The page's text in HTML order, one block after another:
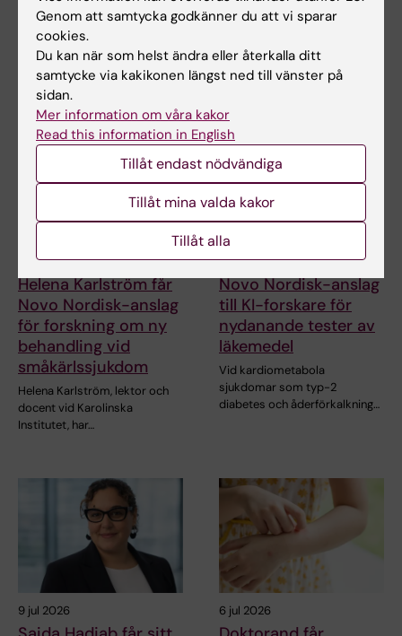
Juliette Foucher, postdoktor
vid institutionen för klinisk
neurovetenskap…
Stiftelse
Branco och professor Janne
Lehtiö vid KI får…
15 jul 2026
Helena Karlström får
Novo Nordisk-anslag
för forskning om ny
behandling vid
småkärlssjukdom
Helena Karlström, lektor och
docent vid Karolinska
Institutet, har…
10 jul 2026
Novo Nordisk-anslag
till KI-forskare för
nydanande tester av
läkemedel
Vid kardiometabola
sjukdomar som typ-2
diabetes och åderförkalkning…
9 jul 2026 6 jul 2026
Genom att samtycka godkänner du att vi sparar
cookies.
Du kan när som helst ändra eller återkalla ditt
samtycke via kakikonen längst ned till vänster på
sidan.
Mer information om våra kakor
Read this information in English
Tillåt endast nödvändiga
Tillåt mina valda kakor
Tillåt alla